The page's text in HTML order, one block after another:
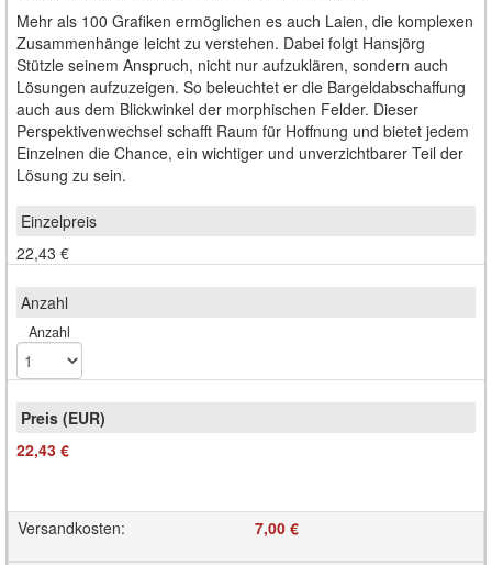
Mehr als 100 Grafiken ermöglichen es auch Laien, die komplexen
Zusammenhänge leicht zu verstehen. Dabei folgt Hansjörg
Stützle seinem Anspruch, nicht nur aufzuklären, sondern auch
Lösungen aufzuzeigen. So beleuchtet er die Bargeldabschaffung
auch aus dem Blickwinkel der morphischen Felder. Dieser
Perspektivenwechsel schafft Raum für Hoffnung und bietet jedem
Einzelnen die Chance, ein wichtiger und unverzichtbarer Teil der
Lösung zu sein.
22,43 €
Anzahl
22,43 €
Versandkosten: 7,00 €